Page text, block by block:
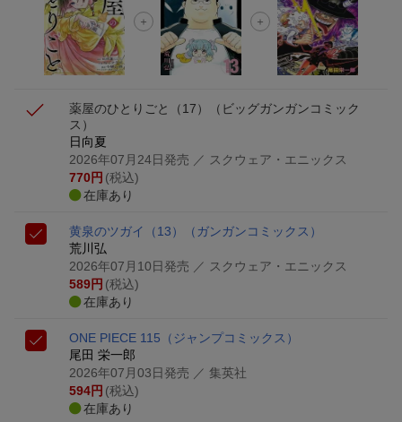
薬屋のひとりごと（17）
（ビッグガンガンコミック
ス）
日向夏
2026年07月24日発売 ／ スクウェア・エニックス
770円 (税込)
在庫あり
黄泉のツガイ（13）
（ガンガンコミックス）
荒川弘
2026年07月10日発売 ／ スクウェア・エニックス
589円 (税込)
在庫あり
ONE PIECE 115 （ジャンプコミックス）
尾田 栄一郎
2026年07月03日発売 ／ 集英社
594円 (税込)
在庫あり